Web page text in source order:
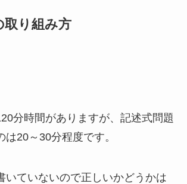
取り組み方
分時間がありますが、記述式問題
は20～30分程度です。
いていないので正しいかどうかは